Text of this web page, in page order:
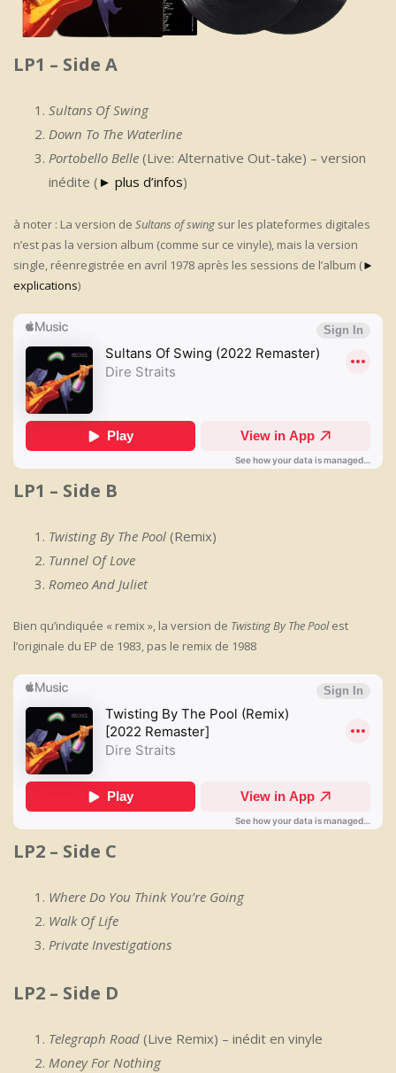
LP1 – Side A
Sultans Of Swing
Down To The Waterline
Portobello Belle (Live: Alternative Out-take) – version
inédite ( ► plus d’infos)
à noter : La version de Sultans of swing sur les plateformes digitales
n’est pas la version album (comme sur ce vinyle), mais la version
single, réenregistrée en avril 1978 après les sessions de l’album (►
explications)
LP1 – Side B
Twisting By The Pool (Remix)
Tunnel Of Love
Romeo And Juliet
Bien qu’indiquée « remix », la version de Twisting By The Poolest
l’originale du EP de 1983, pas le remix de 1988
LP2 – Side C
Where Do You Think You’re Going
Walk Of Life
Private Investigations
LP2 – Side D
Telegraph Road (Live Remix) – inédit en vinyle
Money For Nothing